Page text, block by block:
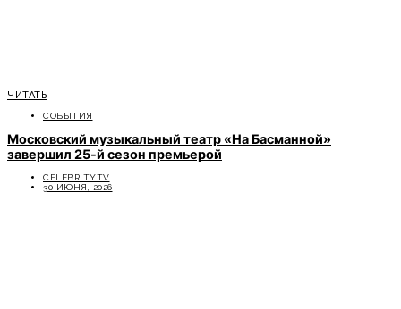
ЧИТАТЬ
СОБЫТИЯ
Московский музыкальный театр «На Басманной»
завершил 25-й сезон премьерой
CELEBRITYTV
30 ИЮНЯ, 2026